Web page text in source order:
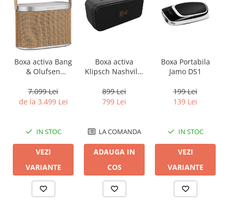
Boxa activa Bang
& Olufsen
7.099 Lei
de la 3.499 Lei
IN STOC
VEZI
VARIANTE
Boxa activa
Klipsch Nashville
899 Lei
799 Lei
LA COMANDA
ADAUGA IN
COS
Boxa Portabila
Jamo DS1
199 Lei
139 Lei
IN STOC
VEZI
VARIANTE